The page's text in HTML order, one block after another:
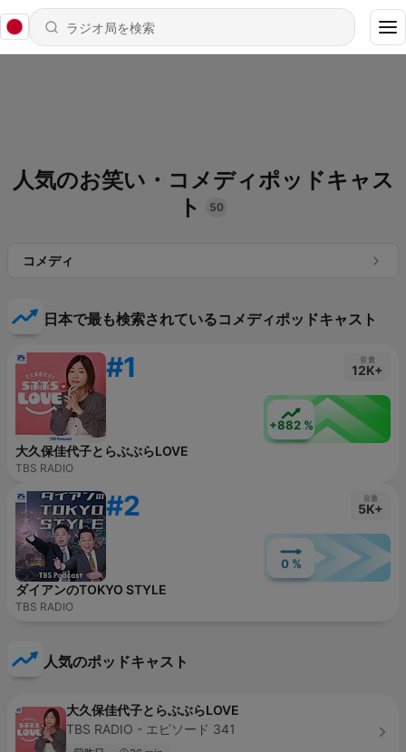
人気のお笑い・コメディポッドキャス
ト
50
コメディ
日本で最も検索されているコメディポッドキャスト
#1 音量
12K+
+882 %
大久保佳代子とらぶぶらLOVE
TBS RADIO
#2 音量
5K+
0 %
ダイアンのTOKYO STYLE
TBS RADIO
人気のポッドキャスト
大久保佳代子とらぶぶらLOVE
TBS RADIO - エピソード 341